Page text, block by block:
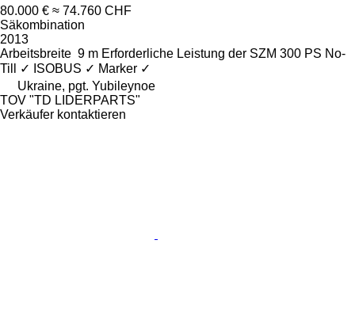
80.000 € ≈ 74.760 CHF
Säkombination
2013
Arbeitsbreite 9 m Erforderliche Leistung der SZM 300 PS No-
Till
✓ ISOBUS ✓ Marker ✓
Ukraine, pgt. Yubileynoe
TOV "TD LIDERPARTS"
Verkäufer kontaktieren